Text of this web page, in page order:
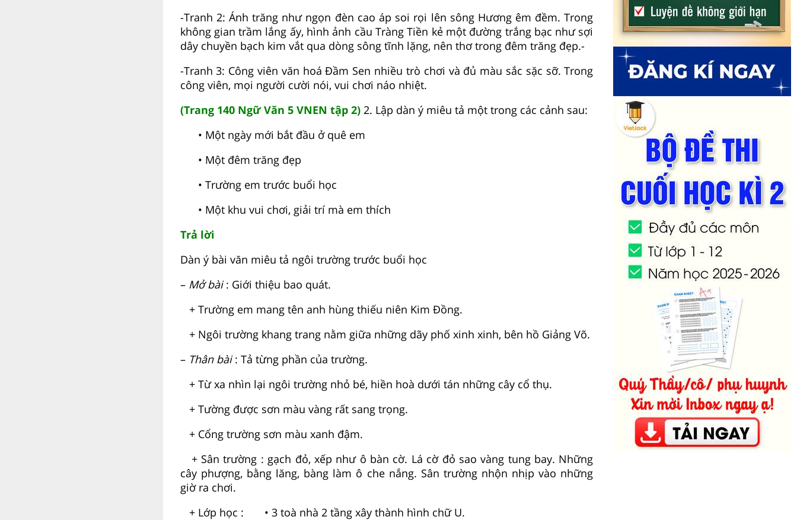
-Tranh 2: Ánh trăng như ngọn đèn cao áp soi rọi lên sông Hương êm đềm. Trong
không gian trầm lắng ấy, hình ảnh cầu Tràng Tiền kẻ một đường trắng bạc như sợi
dây chuyền bạch kim vắt qua dòng sông tĩnh lặng, nên thơ trong đêm trăng đẹp.-
-Tranh 3: Công viên văn hoá Đầm Sen nhiều trò chơi và đủ màu sắc sặc sỡ. Trong
công viên, mọi người cười nói, vui chơi náo nhiệt.
(Trang 140 Ngữ Văn 5 VNEN tập 2)2. Lập dàn ý miêu tả một trong các cảnh sau:
• Một ngày mới bắt đầu ở quê em
• Một đêm trăng đẹp
• Trường em trước buổi học
• Một khu vui chơi, giải trí mà em thích
Trả lời
Dàn ý bài văn miêu tả ngôi trường trước buổi học
– Mở bài: Giới thiệu bao quát.
+ Trường em mang tên anh hùng thiếu niên Kim Đồng.
+ Ngôi trường khang trang nằm giữa những dãy phố xinh xinh, bên hồ Giảng Võ.
– Thân bài: Tả từng phần của trường.
+ Từ xa nhìn lại ngôi trường nhỏ bé, hiền hoà dưới tán những cây cổ thụ.
+ Tường được sơn màu vàng rất sang trọng.
+ Cổng trường sơn màu xanh đậm.
+ Sân trường : gạch đỏ, xếp như ô bàn cờ. Lá cờ đỏ sao vàng tung bay. Những
cây phượng, bằng lăng, bàng làm ô che nắng. Sân trường nhộn nhịp vào những
giờ ra chơi.
+ Lớp học : • 3 toà nhà 2 tầng xây thành hình chữ U.